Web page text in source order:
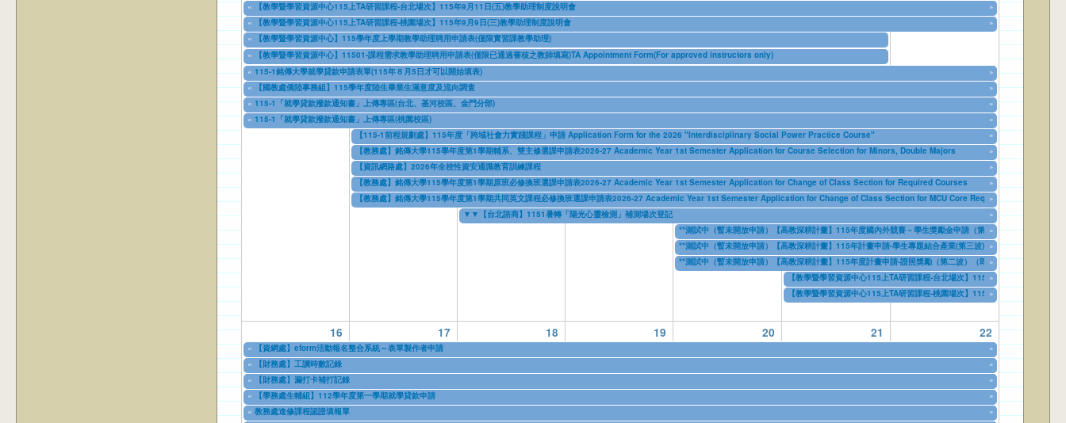
05/05/2026to05/21/2027
«
【教學暨學習資源中心115上TA研習課程-台北場次】115年9月11日(五)教學助理制度說明會
06/12/2026to09/09/2026
»
«
【教學暨學習資源中心115上TA研習課程-桃園場次】115年9月9日(三)教學助理制度說明會
06/12/2026to09/07/2026
»
«
【教學暨學習資源中心】115學年度上學期教學助理聘用申請表(僅限實習課教學助理)
06/23/2026to08/14/2026
«
【教學暨學習資源中心】11501-課程需求教學助理聘用申請表(僅限已通過審核之教師填寫)TA Appointment Form(For approved instructors only)
07/30/2026to08/14/2026
« 115-1銘傳大學就學貸款申請表單(115年８月5日才可以開始填表)
07/31/2026to12/31/2029
»
«
【國教處僑陸事務組】115學年度陸生畢業生滿意度及流向調查
08/01/2026to07/31/2027
»
« 115-1「就學貸款撥款通知書」上傳專區(台北、基河校區、金門分部)
08/01/2026to12/31/2026
»
« 115-1「就學貸款撥款通知書」上傳專區(桃園校區)
08/01/2026to12/31/2026
»
【115-1前程規劃處】115年度「跨域社會力實踐課程」申請 Application Form for the 2026 "Interdisciplinary Social Power Practice Course"
08/10/2026to08/21/2026
»
【教務處】銘傳大學115學年度第1學期輔系、雙主修選課申請表2026-27 Academic Year 1st Semester Application for Course Selection for Minors, Double Majors
08/10/2026to08/17/2026
»
【資訊網路處】2026年全校性資安通識教育訓練課程
08/10/2026to08/21/2026
»
【教務處】銘傳大學115學年度第1學期原班必修換班選課申請表2026-27 Academic Year 1st Semester Application for Change of Class Section for Required Courses
08/10/2026to08/17/2026
»
【教務處】銘傳大學115學年度第1學期共同英文課程必修換班選課申請表2026-27 Academic Year 1st Semester Application for Change of Class Section for MCU Core Required English
08/10/2026to08/17/2026
»
▼▼【台北諮商】1151暑轉「陽光心靈檢測」補測場次登記
08/11/2026to08/31/2026
»
**測試中（暫未開放申請）【高教深耕計畫】115年度國內外競賽－學生獎勵金申請（第二波）（即日
08/13/2026to09/10/2026
»
**測試中（暫未開放申請）【高教深耕計畫】115年計畫申請-學生專題結合產業(第三波)（即日起至9
08/13/2026to09/10/2026
»
**測試中（暫未開放申請）【高教深耕計畫】115年度計畫申請-證照獎勵（第二波）（即日起至9月10
08/13/2026to09/10/2026
»
【教學暨學習資源中心115上TA研習課程-台北場次】115年9月18日(五)教學
08/14/2026to09/16/2026
»
【教學暨學習資源中心115上TA研習課程-桃園場次】115年10月2日(五)教學
08/14/2026to09/30/2026
»
16 17 18 19 20 21 22
«
【資網處】eform活動報名整合系統～表單製作者申請
03/27/2013to12/31/2027
»
«
【財務處】工讀時數記錄
11/12/2021to07/31/2027
»
«
【財務處】漏打卡補打記錄
11/15/2021to07/31/2027
»
«
【學務處生輔組】112學年度第一學期就學貸款申請
07/17/2023to12/31/2028
»
« 教務處進修課程認證填報單
»